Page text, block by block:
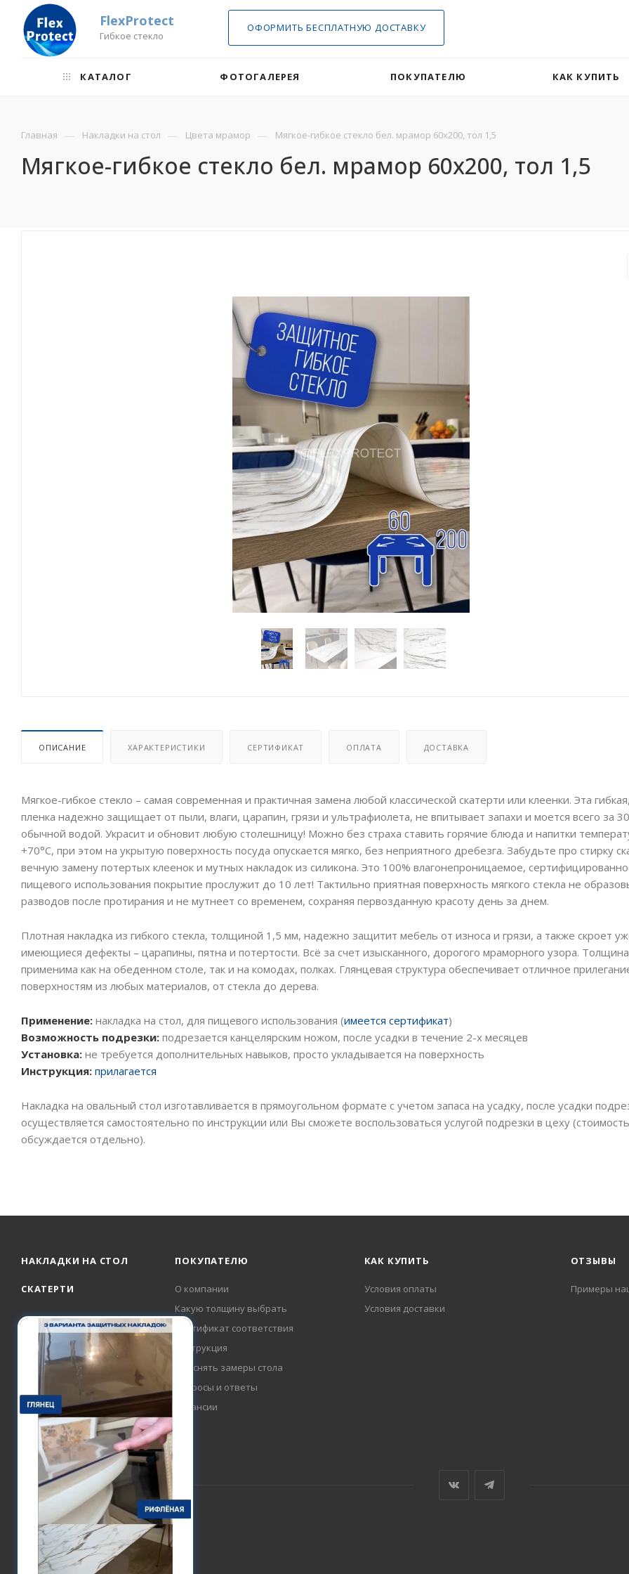
FlexProtect
Гибкое стекло
ОФОРМИТЬ БЕСПЛАТНУЮ ДОСТАВКУ
КАТАЛОГ ФОТОГАЛЕРЕЯ ПОКУПАТЕЛЮ КАК КУПИТЬ
Главная — Накладки на стол — Цвета мрамор — Мягкое-гибкое стекло бел. мрамор 60х200, тол 1,5
Мягкое-гибкое стекло бел. мрамор 60х200, тол 1,5
ОПИСАНИЕ ХАРАКТЕРИСТИКИ СЕРТИФИКАТ ОПЛАТА ДОСТАВКА
Мягкое-гибкое стекло – самая современная и практичная замена любой классической скатерти или клеенки. Эта
пленка надежно защищает от пыли, влаги, царапин, грязи и ультрафиолета, не впитывает запахи и моется всего за
обычной водой. Украсит и обновит любую столешницу! Можно без страха ставить горячие блюда и напитки
+70°C, при этом на укрытую поверхность посуда опускается мягко, без неприятного дребезга. Забудьте про стирку
вечную замену потертых клеенок и мутных накладок из силикона. Это 100% влагонепроницаемое,
пищевого использования покрытие прослужит до 10 лет! Тактильно приятная поверхность мягкого стекла не
разводов после протирания и не мутнеет со временем, сохраняя первозданную красоту день за днем.
Плотная накладка из гибкого стекла, толщиной 1,5 мм, надежно защитит мебель от износа и грязи, а также скроет
имеющиеся дефекты – царапины, пятна и потертости. Всё за счет изысканного, дорогого мраморного узора.
применима как на обеденном столе, так и на комодах, полках. Глянцевая структура обеспечивает отличное
поверхностям из любых материалов, от стекла до дерева.
Применение: накладка на стол, для пищевого использования (имеется сертификат)
Возможность подрезки: подрезается канцелярским ножом, после усадки в течение 2-х месяцев
Установка: не требуется дополнительных навыков, просто укладывается на поверхность
Инструкция: прилагается
Накладка на овальный стол изготавливается в прямоугольном формате с учетом запаса на усадку, после усадки
осуществляется самостоятельно по инструкции или Вы сможете воспользоваться услугой подрезки в цеху (стоимость
обсуждается отдельно).
НАКЛАДКИ НА СТОЛ
СКАТЕРТИ
ПОКУПАТЕЛЮ
О компании
Какую толщину выбрать
Сертификат соответствия
Инструкция
Как снять замеры стола
Вопросы и ответы
Вакансии
КАК КУПИТЬ
Условия оплаты
Условия доставки
ОТЗЫВЫ
Примеры
2015-2026 © FlexProtect